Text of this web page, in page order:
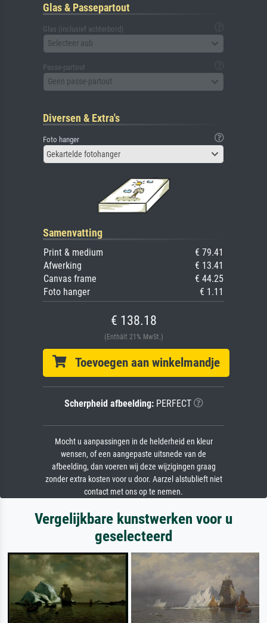
Glas & Passepartout
Glas (inclusief achterbord)
Selecteer aub
Passe-partout
Geen passe-partout
Diversen & Extra's
Foto hanger
Gekartelde fotohanger
Samenvatting
Print & medium
€ 79.41
Afwerking
€ 13.41
Canvas frame
€ 44.25
Foto hanger
€ 1.11
€ 138.18
(Enthält 21% MwSt.)
Toevoegen aan winkelmandje
Scherpheid afbeelding:PERFECT
Mocht u aanpassingen in de helderheid en kleur
wensen, of een aangepaste uitsnede van de
afbeelding, dan voeren wij deze wijzigingen graag
zonder extra kosten voor u door. Aarzel alstublieft niet
contact met ons op te nemen.
Vergelijkbare kunstwerken voor u
geselecteerd